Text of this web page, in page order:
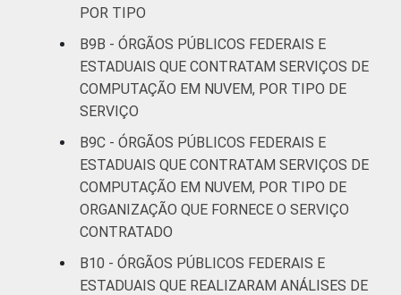
POR TIPO
B9B - ÓRGÃOS PÚBLICOS FEDERAIS E
ESTADUAIS QUE CONTRATAM SERVIÇOS DE
COMPUTAÇÃO EM NUVEM, POR TIPO DE
SERVIÇO
B9C - ÓRGÃOS PÚBLICOS FEDERAIS E
ESTADUAIS QUE CONTRATAM SERVIÇOS DE
COMPUTAÇÃO EM NUVEM, POR TIPO DE
ORGANIZAÇÃO QUE FORNECE O SERVIÇO
CONTRATADO
B10 - ÓRGÃOS PÚBLICOS FEDERAIS E
ESTADUAIS QUE REALIZARAM ANÁLISES DE